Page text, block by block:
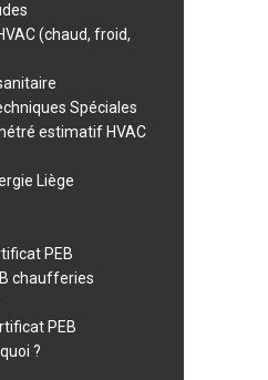
(chaud, froid,
Spéciales
estimatif HVAC
Liège
PEB
chaufferies
PEB
?